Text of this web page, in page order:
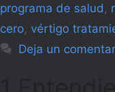
programa de salud ,
cero, vértigo
Deja un